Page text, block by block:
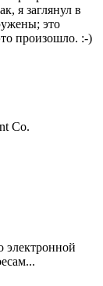
я заглянул в
это
произошло. :-)
Co.
электронной